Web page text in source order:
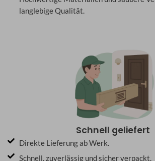
langlebige Qualität.
Schnell geliefert
Direkte Lieferung ab Werk.
Schnell, zuverlässig und sicher verpackt.